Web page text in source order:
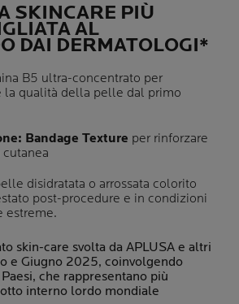
SKINCARE PIÙ
AL
DAI DERMATOLOGI*
B5 ultra-concentrato per
la qualità della pelle dal primo
Bandage Texture per rinforzare
cutanea
disidratata o arrossata colorito
post-procedure e in condizioni
estreme.
skin-care svolta da APLUSA e altri
e Giugno 2025, coinvolgendo
che rappresentano più
interno lordo mondiale